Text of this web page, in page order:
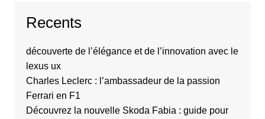
Recents
découverte de l’élégance et de l’innovation avec le
lexus ux
Charles Leclerc : l’ambassadeur de la passion
Ferrari en F1
Découvrez la nouvelle Skoda Fabia : guide pour